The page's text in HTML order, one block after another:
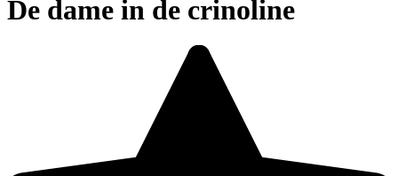
De dame in de crinoline